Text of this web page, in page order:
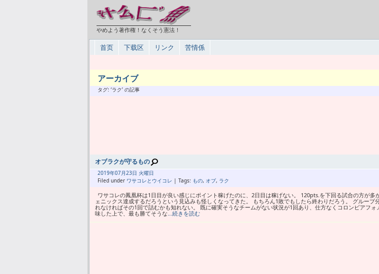
やめよう著作権！なくそう憲法！
首页 下载区 リンク 苦情係
アーカイブ
タグ: ‘ラク’ の記事
オブラクが守るもの
2019年07月23日 火曜日
Filed under ワサコレとウイコレ | Tags: もの, オブ, ラク
ワサコレの鳳凰杯は1日目が良い感じにポイント稼げたのに、2日目は稼げない。 120pts.を下回る試合の方が多
ェニックス達成するだろうという見込みも怪しくなってきた。 もちろん1敗でもしたら終わりだろう。 グループ
れなければその1回で詰むかも知れない。 既に確実そうなチームがない状況が1回あり、仕方なくコロンビアフ
味した上で、最も勝てそうな…続きを読む